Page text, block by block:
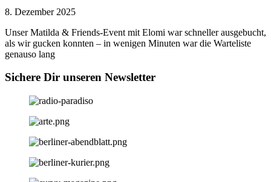
8. Dezember 2025
Unser Matilda & Friends-Event mit Elomi war schneller ausgebucht,
als wir gucken konnten – in wenigen Minuten war die Warteliste
genauso lang
Sichere Dir unseren Newsletter